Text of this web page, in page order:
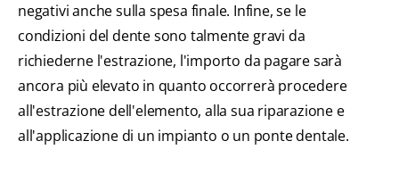
negativi anche sulla spesa finale. Infine, se le
condizioni del dente sono talmente gravi da
richiederne l'estrazione, l'importo da pagare sarà
ancora più elevato in quanto occorrerà procedere
all'estrazione dell'elemento, alla sua riparazione e
all'applicazione di un impianto o un ponte dentale.